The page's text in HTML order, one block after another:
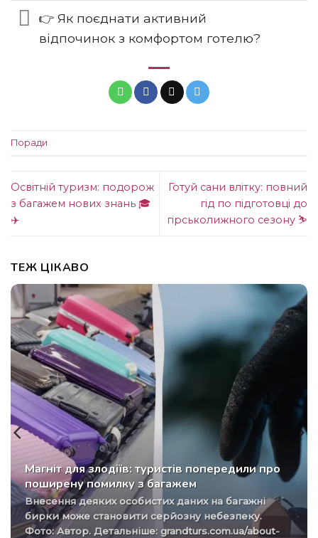
👉 Як поєднати активний
відпочинок з комфортом готелю?
Поради
Освітній туризм: подорож
з багажем нових знань 🎓
✈️
Готуй сани влітку: повний
гід по підготовці до
гірськолижного сезону ⛷️
ТЕЖ ЦІКАВО
Магніт для злодіїв: туристів попередили про
поширену помилку з багажем
Внесення деяких особистих даних на багажні
бирки може становити серйозну небезпеку.
Фото: Автор. Детальніше: grandturs.com.ua/about-